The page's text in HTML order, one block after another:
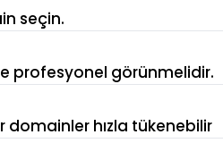
seçin.
profesyonel görünmelidir.
hızla tükenebilir